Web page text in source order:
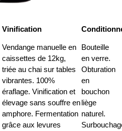
Vinification
Vendange manuelle en
caissettes de 12kg,
triée au chai sur tables
vibrantes. 100%
éraflage. Vinification et
élevage sans souffre en
amphore. Fermentation
grâce aux levures
Bouteille
en verre.
Obturation
en
bouchon
liège
naturel.